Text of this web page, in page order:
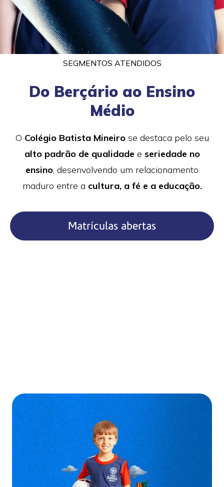
SEGMENTOS ATENDIDOS
Do Berçário​ ao Ensino
Médio
O Colégio Batista Mineirose destaca pelo seu
alto padrão de qualidade e seriedade no
ensino , desenvolvendo um relacionamento
maduro entre a cultura, a fé e a educação.
Matrículas abertas